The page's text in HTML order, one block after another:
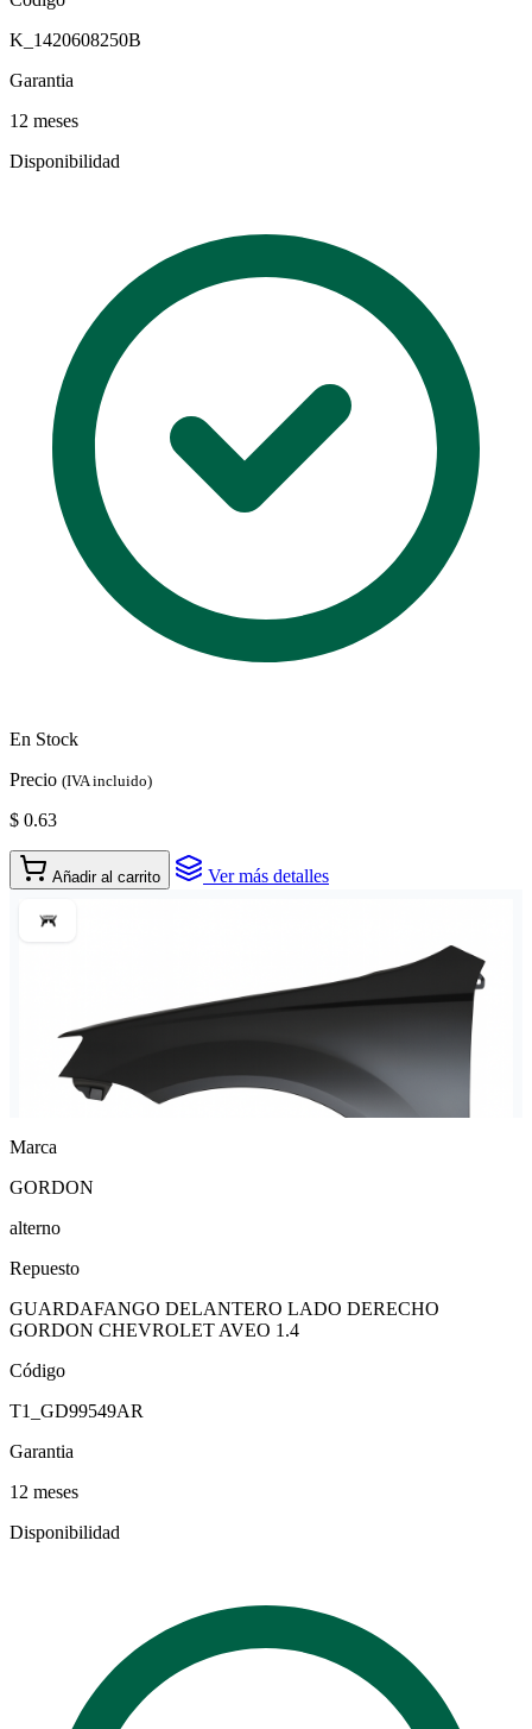
K_1420608250B
Garantia
12 meses
Disponibilidad
En Stock
Precio (IVA incluido)
$ 0.63
Añadir al carrito Ver más detalles
Marca
GORDON
alterno
Repuesto
GUARDAFANGO DELANTERO LADO DERECHO
GORDON CHEVROLET AVEO 1.4
Código
T1_GD99549AR
Garantia
12 meses
Disponibilidad